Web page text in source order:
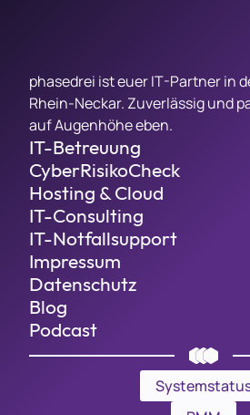
phasedrei ist euer IT-Partner in
Rhein-Neckar. Zuverlässig und
auf Augenhöhe eben.
IT-Betreuung
CyberRisikoCheck
Hosting & Cloud
IT-Consulting
IT-Notfallsupport
Impressum
Datenschutz
Blog
Podcast